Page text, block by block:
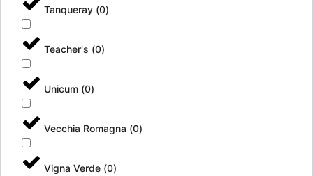
Tanqueray (0)
Teacher's (0)
Unicum (0)
Vecchia Romagna (0)
Vigna Verde (0)